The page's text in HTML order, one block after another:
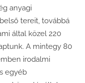
anyagi
tereit, továbbá
által közel 220
A mintegy 80
irodalmi
egyéb